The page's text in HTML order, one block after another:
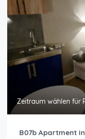
Zeitraum wählen für
B07b Apartment